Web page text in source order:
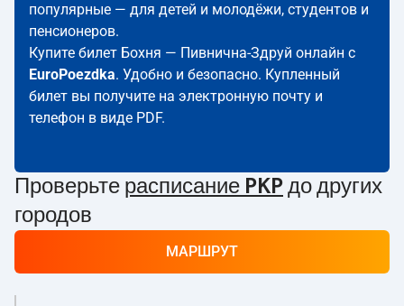
популярные — для детей и молодёжи, студентов и
пенсионеров.
Купите билет Бохня — Пивнична-Здруй онлайн с
EuroPoezdka. Удобно и безопасно. Купленный
билет вы получите на электронную почту и
телефон в виде PDF.
Проверьте расписание PKP до других
городов
МАРШРУТ